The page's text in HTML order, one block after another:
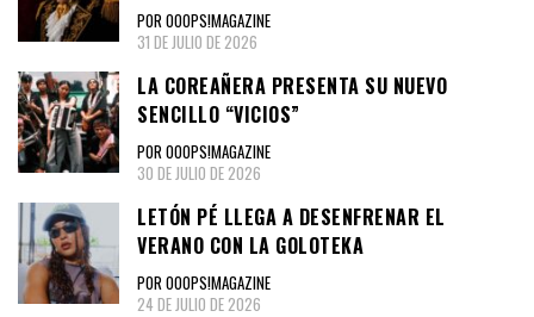
POR OOOPS!MAGAZINE
31 DE JULIO DE 2026
LA COREAÑERA PRESENTA SU NUEVO
SENCILLO “VICIOS”
POR OOOPS!MAGAZINE
30 DE JULIO DE 2026
LETÓN PÉ LLEGA A DESENFRENAR EL
VERANO CON LA GOLOTEKA
POR OOOPS!MAGAZINE
24 DE JULIO DE 2026